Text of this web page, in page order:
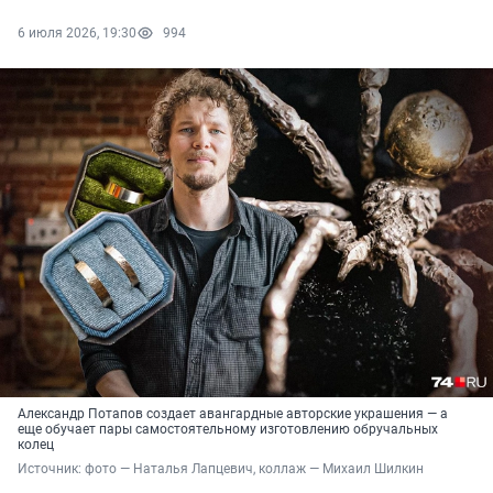
6 июля 2026, 19:30 994
Александр Потапов создает авангардные авторские украшения — а
еще обучает пары самостоятельному изготовлению обручальных
колец
Источник: фото — Наталья Лапцевич, коллаж — Михаил Шилкин